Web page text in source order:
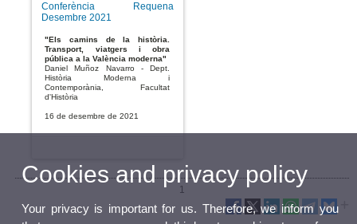
Conferència Requena
Desembre 2021
"Els camins de la història.
Transport, viatgers i obra
pública a la València moderna"
Daniel Muñoz Navarro - Dept.
Història Moderna i
Contemporània, Facultat
d'Història
16 de desembre de 2021
1
Cookies and privacy policy
Your privacy is important for us. Therefore, we inform you